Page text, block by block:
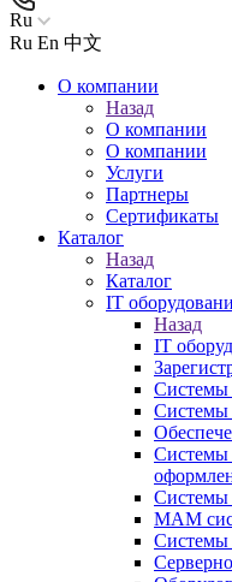
Ru
Ru En 中文
О компании
Назад
О компании
О компании
Услуги
Партнеры
Сертификаты
Каталог
Назад
Каталог
IT
Назад
IT
Системы
Системы
Системы
Системы
MAM
Системы